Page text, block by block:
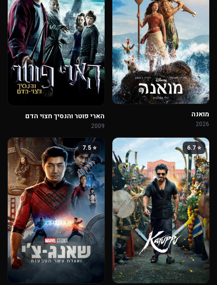
מואנה
2026
הארי פוטר והנסיך חצוי הדם
2009
⭐ 6.7
⭐ 7.5